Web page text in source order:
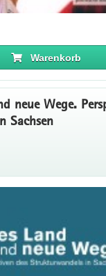
Warenkorb
neue Wege.
Sachsen